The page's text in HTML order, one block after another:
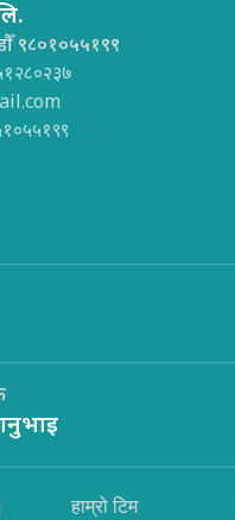
९८०१०५५१९९
हाम्रो टिम